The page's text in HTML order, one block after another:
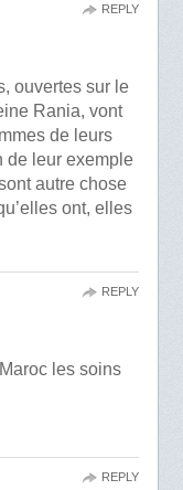
ouvertes sur le
Rania, vont
de leurs
de leur exemple
autre chose
ont, elles
REPLY
les soins
REPLY
REPLY